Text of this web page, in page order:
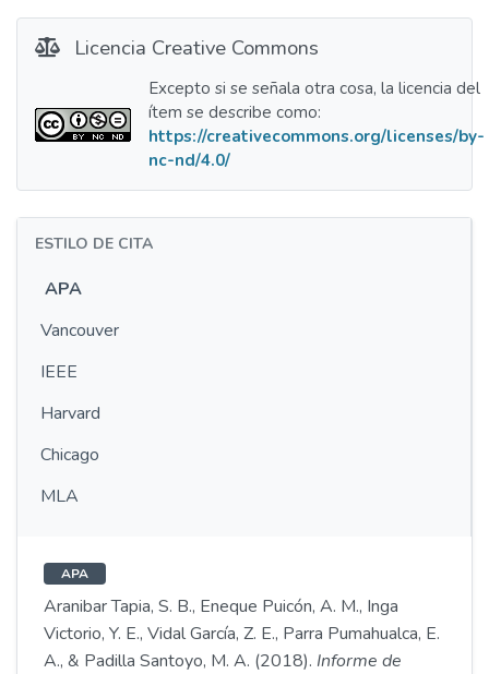
Licencia Creative Commons
Excepto si se señala otra cosa, la licencia del
ítem se describe como:
https://creativecommons.org/licenses/by-
nc-nd/4.0/
ESTILO DE CITA
APA
Vancouver
IEEE
Harvard
Chicago
MLA
APA
Aranibar Tapia, S. B., Eneque Puicón, A. M., Inga
Victorio, Y. E., Vidal García, Z. E., Parra Pumahualca, E.
A., & Padilla Santoyo, M. A. (2018). Informe de